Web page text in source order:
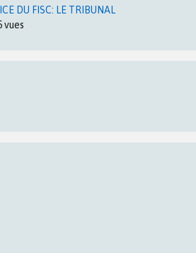
DU FISC: LE TRIBUNAL
vues